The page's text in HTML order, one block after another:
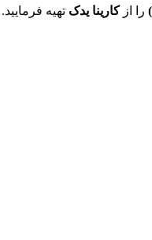
) را ازکارینا یدک تهیه فرمایید.